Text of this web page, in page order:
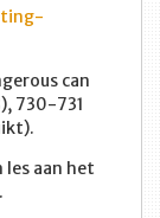
can
730-731
les aan het